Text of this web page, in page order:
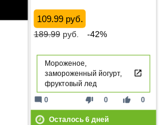
109.99 руб.
189.99руб. -42%
Мороженое,
замороженный йогурт,
фруктовый лед
thumb_down 0 thumb_up 0
mode_comment 0
Осталось 6дней